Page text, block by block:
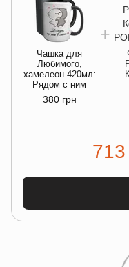
Чашка для
Любимого,
хамелеон 420мл:
Рядом с ним
380 грн
713